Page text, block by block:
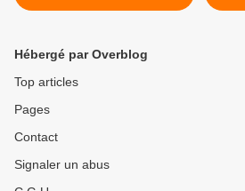
cuisine
Hébergé par Overblog
Top articles
Pages
Contact
Signaler un abus